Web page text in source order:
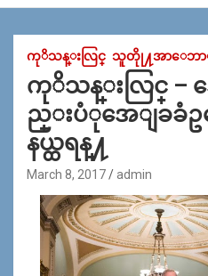
ကုိသန္းလြင္ သူတိုု႔အာေဘ
ကုိသန္းလြင္ – အ
ည္းပံုအေျခခံ
နယ္ထရန္႔
March 8, 2017 admin